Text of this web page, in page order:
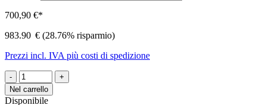
700,90 €*
983.90 € (28.76% risparmio)
Prezzi incl. IVA più costi di spedizione
-
+
Nel carrello
Disponibile